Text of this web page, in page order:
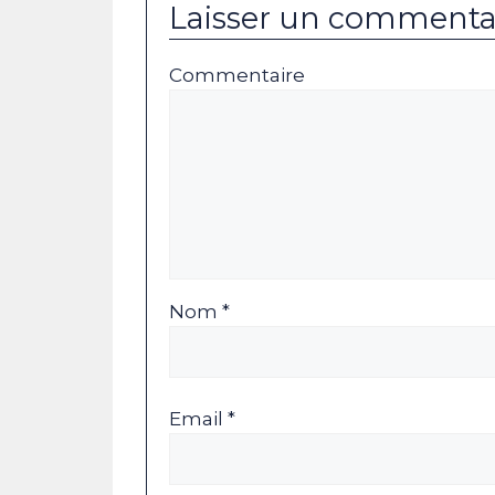
Laisser un
Commentaire
Nom *
Email *